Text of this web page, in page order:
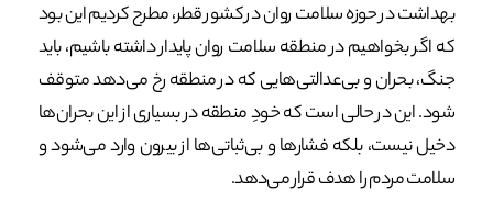
بهداشت در حوزه سلامت روان در کشور قطر، مطرح کردیم این بود
که اگر بخواهیم در منطقه سلامت روان پایدار داشته باشیم، باید
جنگ، بحران و بی‌عدالتی‌هایی که در منطقه رخ می‌دهد متوقف
شود. این در حالی است که خودِ منطقه در بسیاری از این بحران‌ها
دخیل نیست، بلکه فشارها و بی‌ثباتی‌ها از بیرون وارد می‌شود و
سلامت مردم را هدف قرار می‌دهد.